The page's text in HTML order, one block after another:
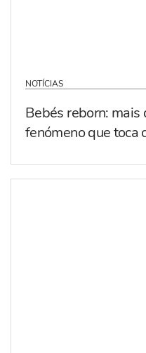
NOTÍCIAS
Bebés reborn: mais
fenómeno que toca